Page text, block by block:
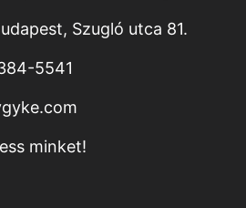
Szugló utca 81.
5541
minket!